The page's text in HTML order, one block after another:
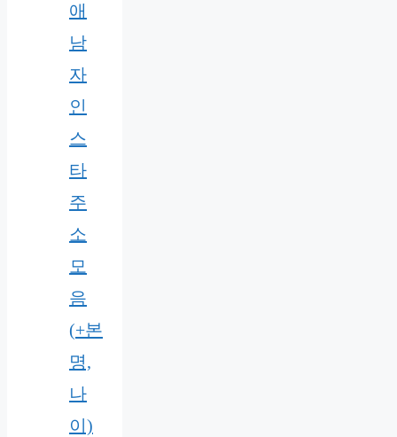
애
남
자
인
스
타
주
소
모
음
(+본
명,
나
이)